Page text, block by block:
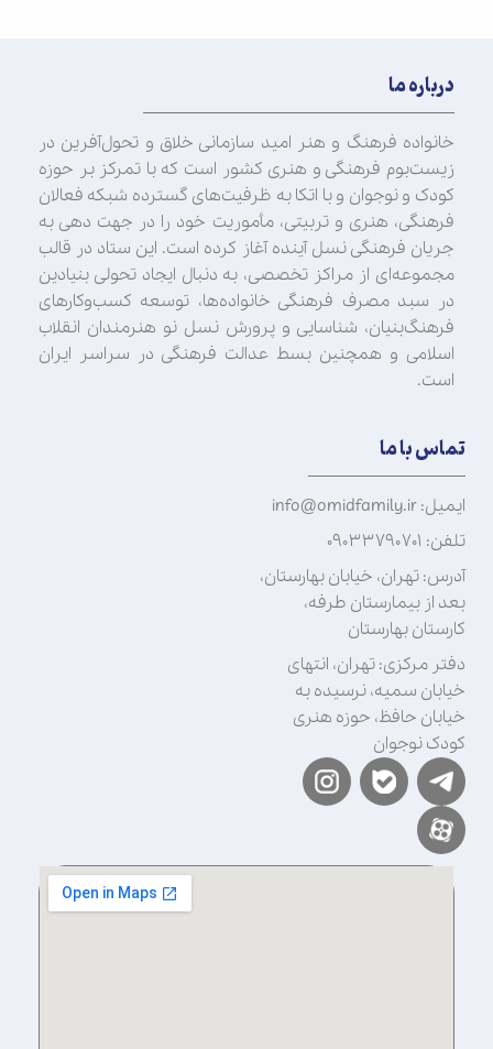
درباره ما
خانواده فرهنگ و هنر امید سازمانی خلاق و تحول‌آفرین در
زیست‌بوم فرهنگی و هنری کشور است که با تمرکز بر حوزه
کودک و نوجوان و با اتکا به ظرفیت‌های گسترده شبکه فعالان
فرهنگی، هنری و تربیتی، مأموریت خود را در جهت‌ دهی به
جریان فرهنگی نسل آینده آغاز کرده است. این ستاد در قالب
مجموعه‌ای از مراکز تخصصی، به دنبال ایجاد تحولی بنیادین
در سبد مصرف فرهنگی خانواده‌ها، توسعه کسب‌وکارهای
فرهنگ‌بنیان، شناسایی و پرورش نسل نو هنرمندان انقلاب
اسلامی و همچنین بسط عدالت فرهنگی در سراسر ایران
است.
تماس با ما
ایمیل: info@omidfamily.ir
تلفن: ۰۹۰۳۳۷۹۰۷۰۱
آدرس: تهران، خیابان بهارستان،
بعد از بیمارستان طرفه،
کارستان بهارستان
دفتر مرکزی: تهران، انتهای
خیابان سمیه، نرسیده به
خیابان حافظ، حوزه هنری
کودک نوجوان